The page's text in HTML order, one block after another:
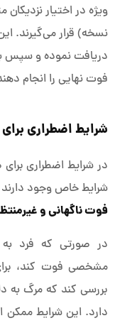
‌ویژه در اختیار
نسخه) قرار می‌گیرند.
دریافت نموده و سپس
فوت نهایی را انجام
شرایط اضطراری
در شرایط اضطراری
شرایط خاص وجود دارند
فوت ناگهانی و
در صورتی که فرد
مشخصی فوت کند،
بررسی کند که مرگ به
دارد. این شرایط ممکن